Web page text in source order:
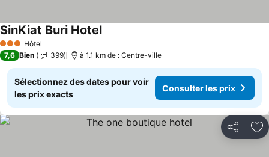
3 ÉtoilesHôtel
SinKiat Buri HotelConsulter les prix
7,6 Bien 399 à 1.1 km de : Centre-ville
Sélectionnez des dates pour voir
les prix exacts
Consulter les prix
Partager